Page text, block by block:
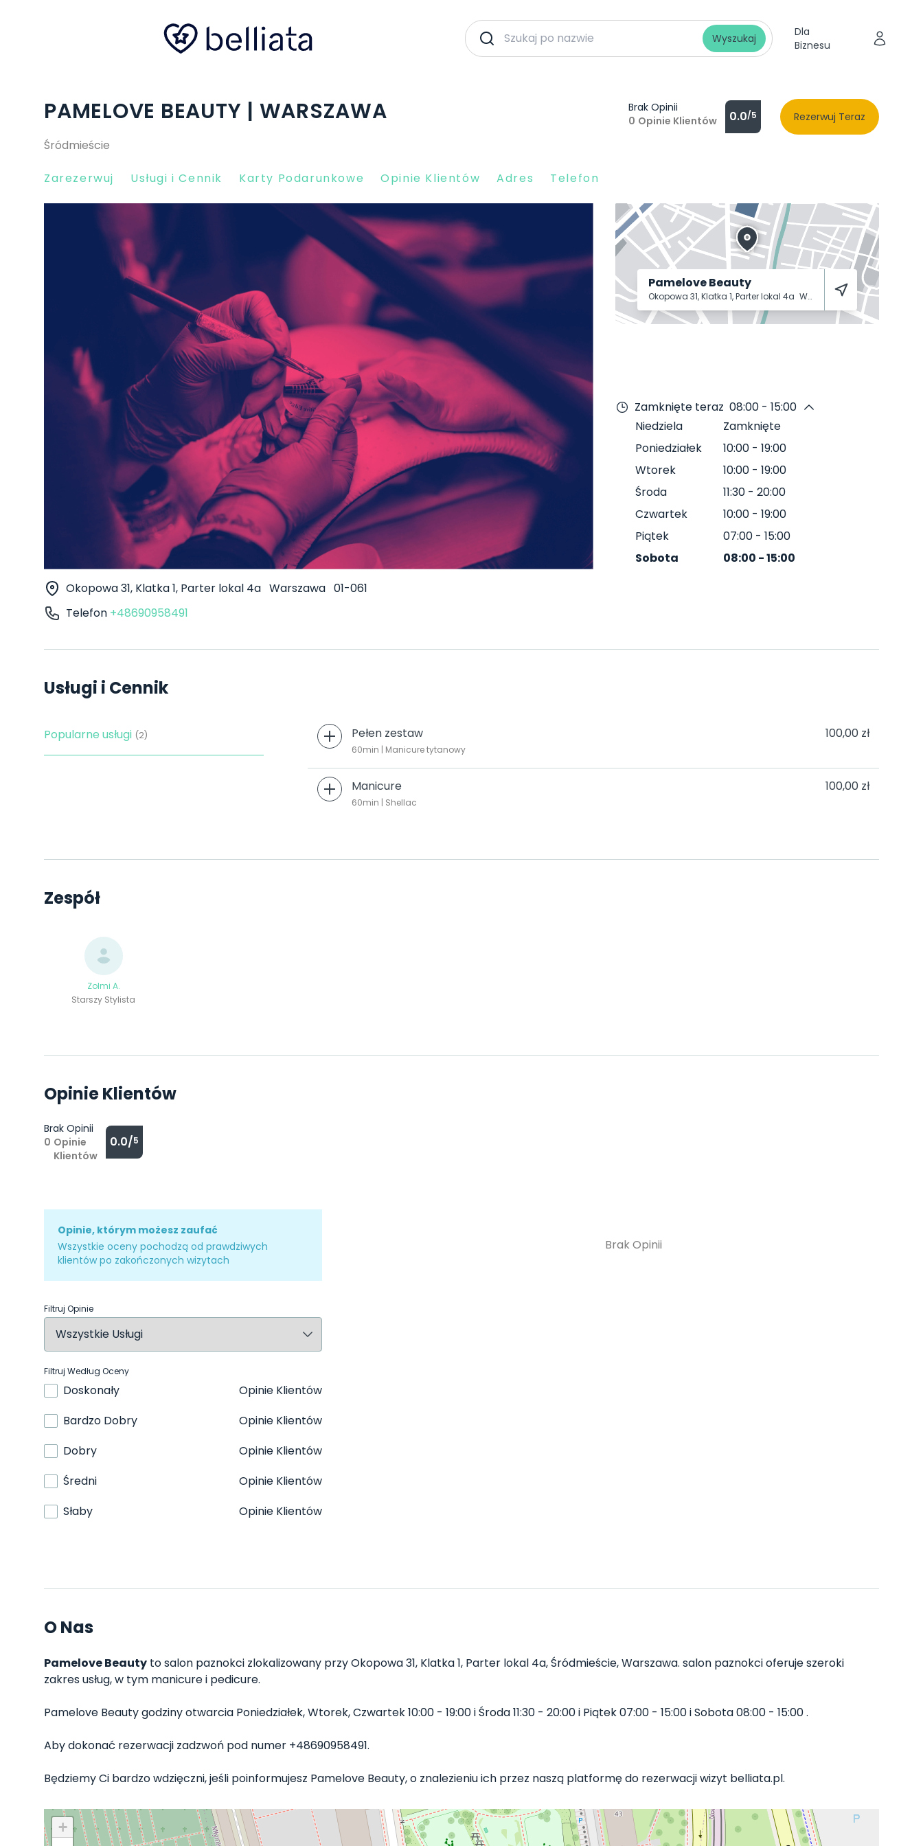
Wyszukaj
Dla
Biznesu
PAMELOVE BEAUTY | WARSZAWA
Śródmieście
Brak Opinii
0 Opinie Klientów 0.0/5 Rezerwuj Teraz
Zarezerwuj Usługi i Cennik Karty Podarunkowe Opinie Klientów Adres Telefon
Okopowa 31, Klatka 1, Parter lokal 4a Warszawa 01-061
Telefon +48690958491
Pamelove Beauty
Okopowa 31, Klatka 1, Parter lokal 4a Warszawa 01-061
Zamknięte teraz 08:00 - 15:00
Niedziela
Zamknięte
Poniedziałek
10:00 - 19:00
Wtorek
10:00 - 19:00
Środa
11:30 - 20:00
Czwartek
10:00 - 19:00
Piątek
07:00 - 15:00
Sobota
08:00 -15:00
Usługi i Cennik
Popularne usługi (2) Pełen zestaw 100,00 zł
60min | Manicure tytanowy
Manicure 100,00 zł
60min | Shellac
Zespół
Zolmi A.
Starszy Stylista
Opinie Klientów
Brak Opinii
0 Opinie
Klientów
0.0/5
Opinie, którym możesz zaufać
Wszystkie oceny pochodzą od prawdziwych
klientów po zakończonych wizytach
Filtruj Opinie
Filtruj Według Oceny
Doskonały
Opinie Klientów
Bardzo Dobry
Opinie Klientów
Dobry
Opinie Klientów
Średni
Opinie Klientów
Słaby
Opinie Klientów
Brak Opinii
O Nas
Pamelove Beauty to salon paznokci zlokalizowany przy Okopowa 31, Klatka 1, Parter lokal 4a, Śródmieście, Warszawa. salon paznokci oferuje szeroki
zakres usług, w tym manicure i pedicure.
Pamelove Beauty godziny otwarcia Poniedziałek, Wtorek, Czwartek 10:00 - 19:00 i Środa 11:30 - 20:00 i Piątek 07:00 - 15:00 i Sobota 08:00 - 15:00 .
Aby dokonać rezerwacji zadzwoń pod numer +48690958491.
Będziemy Ci bardzo wdzięczni, jeśli poinformujesz Pamelove Beauty, o znalezieniu ich przez naszą platformę do rezerwacji wizyt belliata.pl.
+